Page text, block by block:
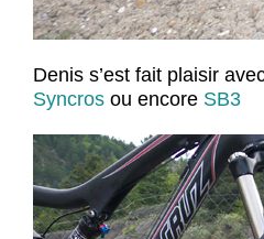
Denis s’est fait plaisir
Syncros ou encore SB3